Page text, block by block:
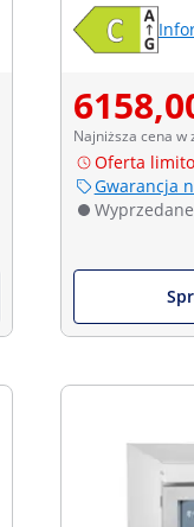
Najniższa cena w
Oferta
Gwarancja
Wyprzedane